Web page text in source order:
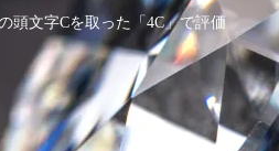
頭文字Cを取った「4C」で評価